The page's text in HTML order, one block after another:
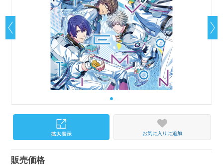
お気に入りに追加
販売価格